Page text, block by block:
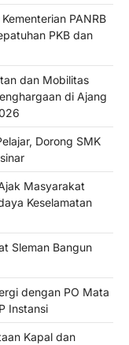
PANRB
PKB dan
dan Mobilitas
di Ajang
Dorong SMK
Masyarakat
Keselamatan
Sleman Bangun
dengan PO Mata
Instansi
Kapal dan